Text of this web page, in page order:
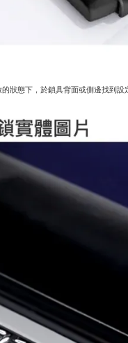
狀態下，於鎖具背面或側邊找到